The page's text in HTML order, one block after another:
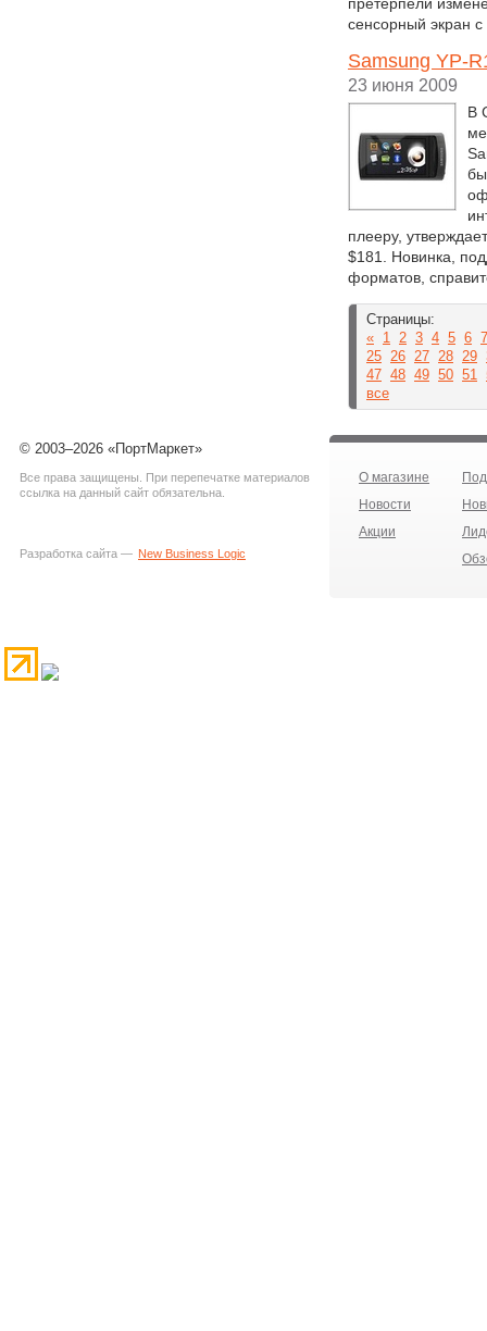
сенсорный экран
Samsung YP-
23 июня 2009
В
плееру,
$181. Новинка,
форматов,
Страницы:
« 1 2 3 4 5 6 7
25 26 27 28 29
47 48 49 50 51
все
© 2003–2026 «ПортМаркет»
Все права защищены. При перепечатке материалов
ссылка на данный сайт обязательна.
Разработка сайта — New Business Logic
О магазине
Новости
Акции